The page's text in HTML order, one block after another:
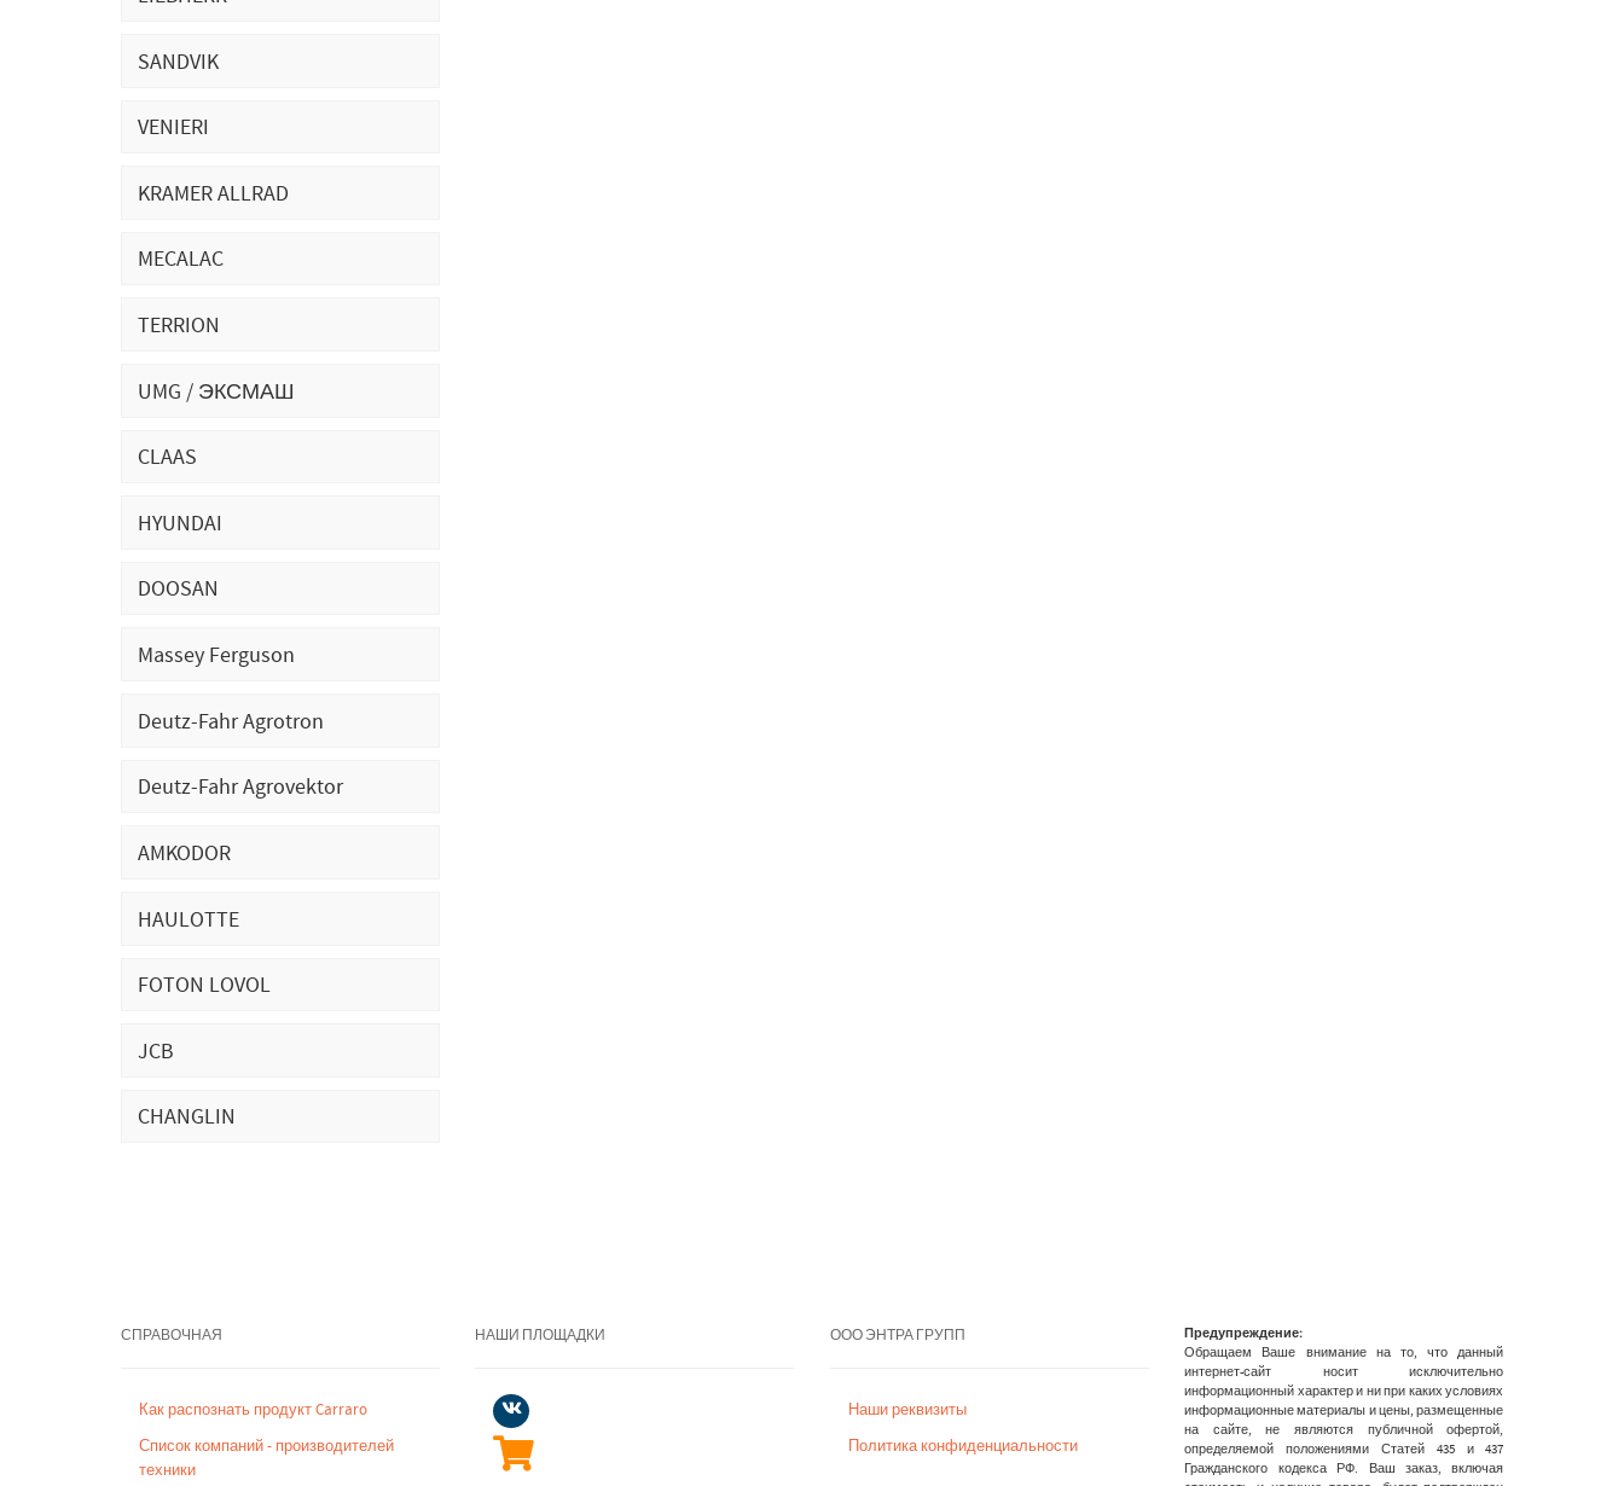
SANDVIK
VENIERI
KRAMER ALLRAD
MECALAC
TERRION
UMG / ЭКСМАШ
CLAAS
HYUNDAI
DOOSAN
Massey Ferguson
Deutz-Fahr Agrotron
Deutz-Fahr Agrovektor
AMKODOR
HAULOTTE
FOTON LOVOL
JCB
CHANGLIN
СПРАВОЧНАЯ
Как распознать продукт Carraro
Список компаний - производителей
техники
НАШИ ПЛОЩАДКИ ООО ЭНТРА ГРУПП
Наши реквизиты
Политика конфиденциальности
Предупреждение:
Обращаем Ваше внимание на то, что данный
интернет-сайт носит исключительно
информационный характер и ни при каких условиях
информационные материалы и цены, размещенные
на сайте, не являются публичной офертой,
определяемой положениями Статей 435 и 437
Гражданского кодекса РФ. Ваш заказ, включая